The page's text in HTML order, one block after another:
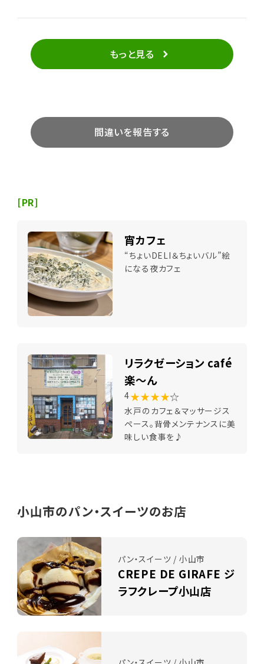
もっと見る
間違いを報告する
[PR]
宵カフェ
“ちょいDELI＆ちょいバル”絵
になる夜カフェ
リラクゼーション café
楽～ん
4★★★★☆
水戸のカフェ＆マッサージス
ペース。背骨メンテナンスに美
味しい食事を♪
小山市のパン・スイーツのお店
パン・スイーツ / 小山市
CREPE DE GIRAFE ジ
ラフクレープ小山店